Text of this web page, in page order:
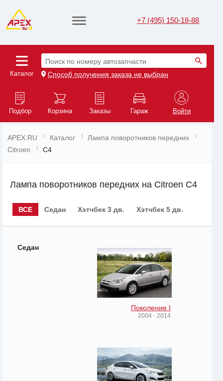
+7 (495) 150-18-88
Каталог
Поиск по номеру автозапчасти
Способ получения заказа не выбран
Подбор Корзина Заказы Гараж Войти
APEX.RU Каталог
Лампа поворотников передних
Citroen
C4
Лампа поворотников передних на Citroen C4
ВСЕ Седан Хэтчбек 3 дв. Хэтчбек 5 дв.
Седан
Поколение I
2004 - 2014